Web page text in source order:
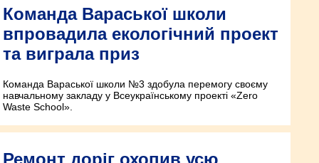
Команда Вараської школи
впровадила екологічний проект
та виграла приз
Команда Вараської школи №3 здобула перемогу своєму
навчальному закладу у Всеукраїнському проекті «Zero
Waste School».